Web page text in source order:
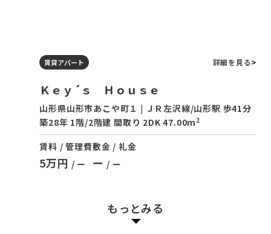
賃貸アパート 詳細を見る
Ｋｅｙ´ｓ Ｈｏｕｓｅ
山形県山形市あこや町１ | ＪＲ左沢線/山形駅 歩41分
築28年 1階/2階建 間取り 2DK 47.00m 2
賃料 / 管理費
5万円 / ー
敷金 / 礼金
ー / ー
もっとみる